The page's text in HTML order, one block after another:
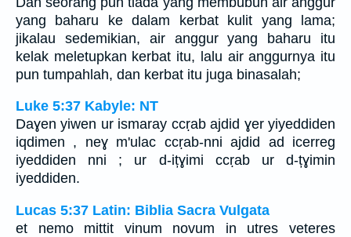
yang baharu ke dalam kerbat kulit yang lama;
jikalau sedemikian, air anggur yang baharu itu
kelak meletupkan kerbat itu, lalu air anggurnya itu
pun tumpahlah, dan kerbat itu juga binasalah;
Luke 5:37 Kabyle: NT
Daɣen yiwen ur ismaray ccṛab ajdid ɣer yiyeddiden
iqdimen , neɣ m'ulac ccṛab-nni ajdid ad icerreg
iyeddiden nni ; ur d-ițɣimi ccṛab ur d-țɣimin
iyeddiden.
Lucas 5:37 Latin: Biblia Sacra Vulgata
et nemo mittit vinum novum in utres veteres